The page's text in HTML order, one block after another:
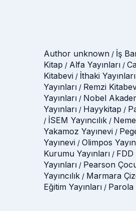
Author unknown / İş
Kitap / Alfa Yayınları /
Kitabevi / İthaki Yayınları
Yayınları / Remzi
Yayınları / Nobel
Yayınları / Hayykitap /
/ İSEM Yayıncılık /
Yakamoz Yayınevi /
Yayınevi / Olimpos
Kurumu Yayınları / FDD
Yayınları / Pearson
Yayıncılık / Marmara
Eğitim Yayınları / Parola